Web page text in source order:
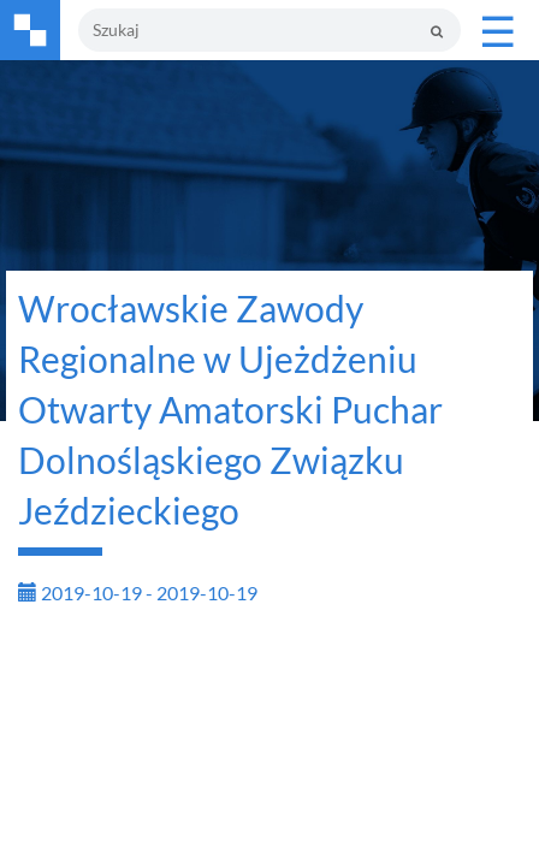
☰
Wrocławskie Zawody
Regionalne w Ujeżdżeniu
Otwarty Amatorski Puchar
Dolnośląskiego Związku
Jeździeckiego
2019-10-19 - 2019-10-19